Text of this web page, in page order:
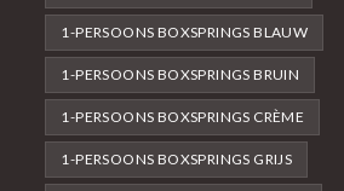
1-PERSOONS BOXSPRINGS BLAUW
1-PERSOONS BOXSPRINGS BRUIN
1-PERSOONS BOXSPRINGS CRÈME
1-PERSOONS BOXSPRINGS GRIJS